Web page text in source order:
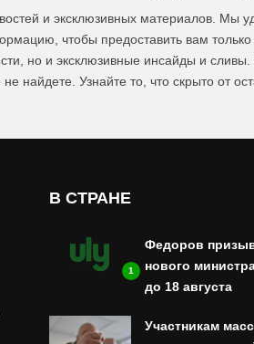
и эксклюзивных материалов. Мы
чтобы предоставить вам
но и эксклюзивные инсайды и
найдете. Узнайте то, что скрыто от
В СТРАНЕ
1
Федоров
нового
до 18 августа
Участникам